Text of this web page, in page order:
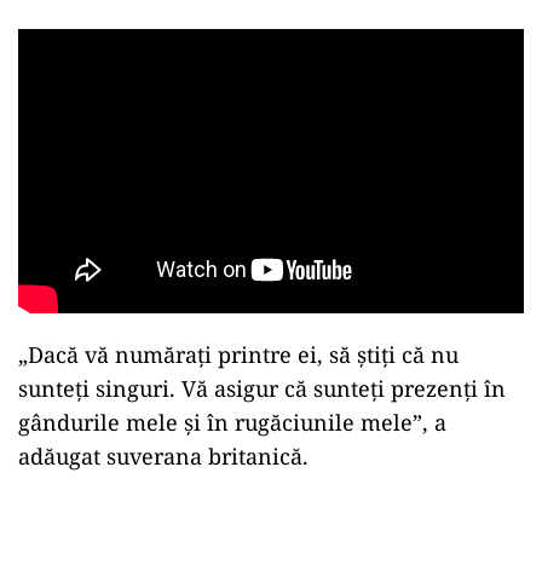
„Dacă vă număraţi printre ei, să ştiţi că nu
sunteţi singuri. Vă asigur că sunteţi prezenţi în
gândurile mele şi în rugăciunile mele”, a
adăugat suverana britanică.